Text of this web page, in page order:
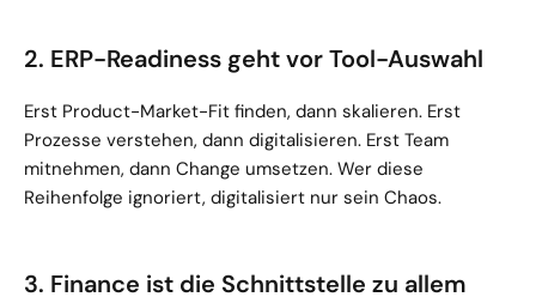
2. ERP-Readiness geht vor Tool-Auswahl
Erst Product-Market-Fit finden, dann skalieren. Erst
Prozesse verstehen, dann digitalisieren. Erst Team
mitnehmen, dann Change umsetzen. Wer diese
Reihenfolge ignoriert, digitalisiert nur sein Chaos.
3. Finance ist die Schnittstelle zu allem